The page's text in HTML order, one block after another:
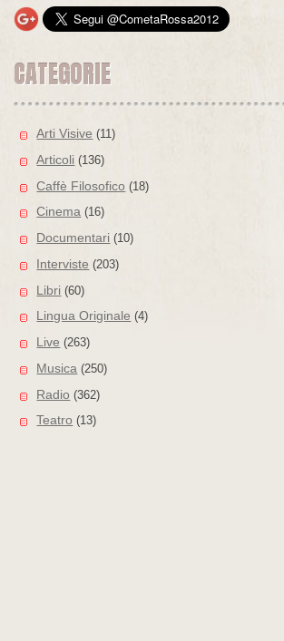
CATEGORIE
Arti Visive (11)
Articoli (136)
Caffè Filosofico (18)
Cinema (16)
Documentari (10)
Interviste (203)
Libri (60)
Lingua Originale (4)
Live (263)
Musica (250)
Radio (362)
Teatro (13)